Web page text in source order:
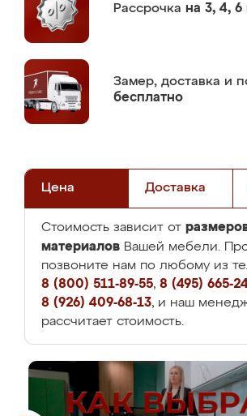
Рассрочка на 3, 4, 6
Замер, доставка и
бесплатно
Цена Доставка
Стоимость зависит от
материалов Вашей мебели.
позвоните нам по любому из
8 (800) 511-89-55, 8 (495) 665-
8 (926) 409-68-13, и наш
рассчитает стоимость.